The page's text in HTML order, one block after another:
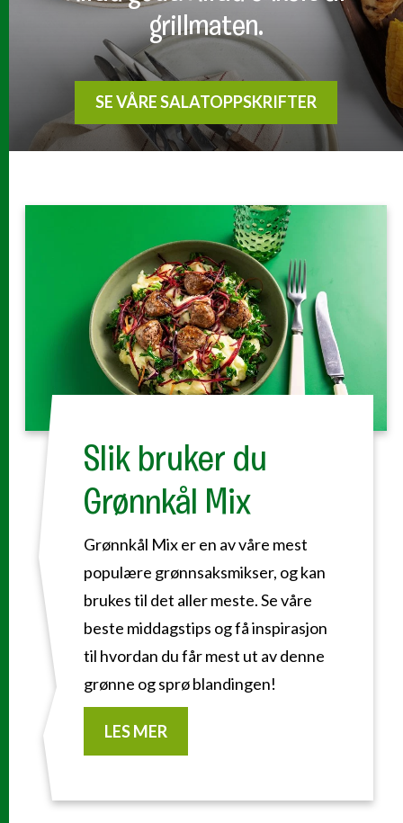
grillmaten.
SE VÅRE SALATOPPSKRIFTER
Slik bruker du
Grønnkål Mix
Grønnkål Mix er en av våre mest
populære grønnsaksmikser, og kan
brukes til det aller meste. Se våre
beste middagstips og få inspirasjon
til hvordan du får mest ut av denne
grønne og sprø blandingen!
LES MER